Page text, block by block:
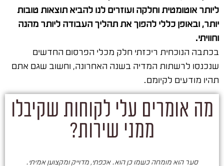
ליותר אוטומטית וחלקה ועוזרים לנו להביא תוצאות טובות
יותר, ובאופן כללי להפוך את תהליך העבודה ליותר מהנה
וחוויתי.
בכתבה הנוכחית ריכזתי חלק מכלי הפרסום החדשים
שנכנסו לרשתות המדיה בשנה האחרונה, וחשוב שגם אתם
תהיו מודעים לקיומם.
מה אומרים עלי לקוחות שקיבלו
ממני שירות?
סער הוא מומחה כשמו כן הוא. אכפתי, מדוייק ומקצוען אמיתי.